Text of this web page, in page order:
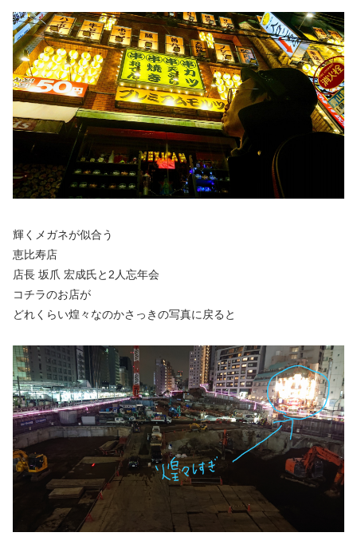
輝くメガネが似合う
恵比寿店
店長 坂爪 宏成氏と2人忘年会
コチラのお店が
どれくらい煌々なのかさっきの写真に戻ると